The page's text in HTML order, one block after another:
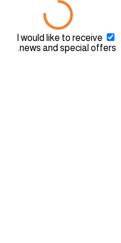
I would like to receive
news and special offers.